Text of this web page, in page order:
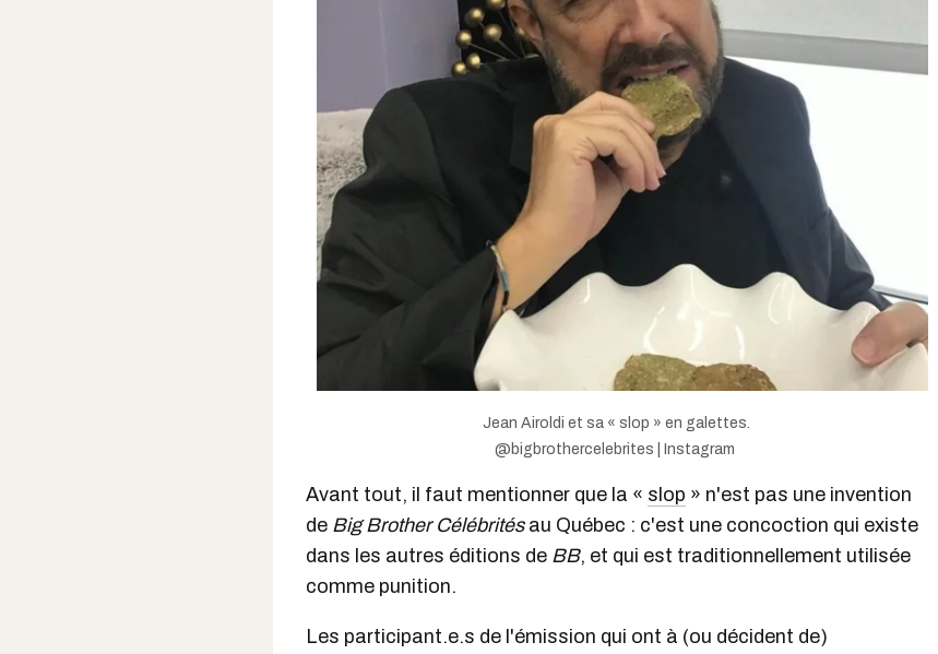
Jean Airoldi et sa « slop » en galettes.
@bigbrothercelebrites | Instagram
Avant tout, il faut mentionner que la « slop » n'est pas une invention
de Big Brother Célébritésau Québec : c'est une concoction qui existe
dans les autres éditions de BB, et qui est traditionnellement utilisée
comme punition.
Les participant.e.s de l'émission qui ont à (ou décident de)